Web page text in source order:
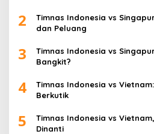
2
Timnas Indonesia vs
dan Peluang
3
Timnas Indonesia vs
Bangkit?
4
Timnas Indonesia vs
Berkutik
5
Timnas Indonesia vs
Dinanti